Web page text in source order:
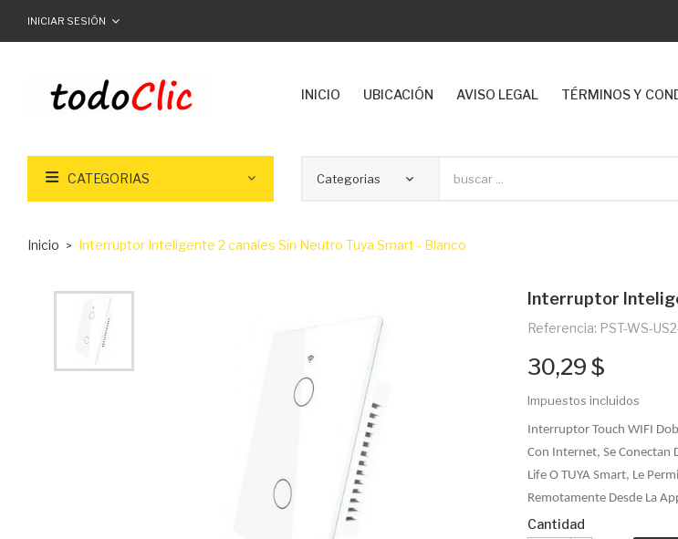
INICIAR SESIÓN
INICIO UBICACIÓN AVISO LEGAL TÉRMINOS Y
CATEGORIAS
Inicio Interruptor Inteligente 2 canales Sin Neutro Tuya Smart - Blanco
Interruptor
Referencia: PST-WS-
30,29 $
Impuestos incluidos
Interruptor Touch WIFI
Con Internet, Se Conectan
Life O TUYA Smart, Le
Remotamente Desde La
Cantidad